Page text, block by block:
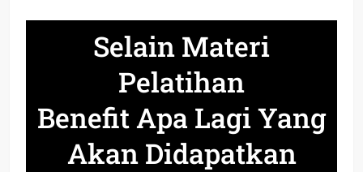
Selain Materi
Pelatihan
Benefit Apa Lagi Yang
Akan Didapatkan